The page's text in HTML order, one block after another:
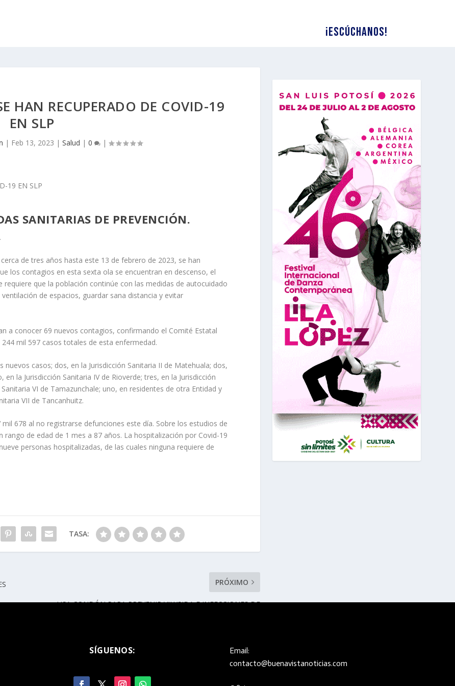
¡Escúchanos!
HAN RECUPERADO DE COVID-19
EN SLP
| Feb 13, 2023 |Salud |0 |
SANITARIAS DE PREVENCIÓN.
de tres años hasta este 13 de febrero de 2023, se han
los contagios en esta sexta ola se encuentran en descenso, el
que la población continúe con las medidas de autocuidado
de espacios, guardar sana distancia y evitar
a conocer 69 nuevos contagios, confirmando el Comité Estatal
mil 597 casos totales de esta enfermedad.
nuevos casos; dos, en la Jurisdicción Sanitaria II de Matehuala; dos,
la Jurisdicción Sanitaria IV de Rioverde; tres, en la Jurisdicción
VI de Tamazunchale; uno, en residentes de otra Entidad y
VII de Tancanhuitz.
678 al no registrarse defunciones este día. Sobre los estudios de
de edad de 1 mes a 87 años. La hospitalización por Covid-19
personas hospitalizadas, de las cuales ninguna requiere de
TASA:
PRÓXIMO
USA CONDÓN PARA PREVENIR VIH/SIDA E INFECCIONES DE
SÍGUENOS:
Email:
contacto@buenavistanoticias.com